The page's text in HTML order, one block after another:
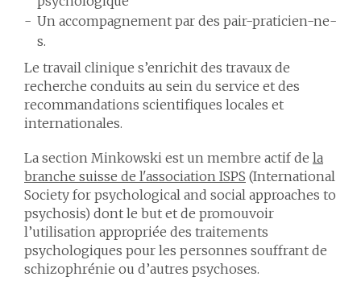
Un accompagnement par des pair-praticien-ne-
s.
Le travail clinique s’enrichit des travaux de
recherche conduits au sein du service et des
recommandations scientifiques locales et
internationales.
La section Minkowski est un membre actif de la
branche suisse de l'association ISPS (International
Society for psychological and social approaches to
psychosis) dont le but et de promouvoir
l’utilisation appropriée des traitements
psychologiques pour les personnes souffrant de
schizophrénie ou d’autres psychoses.